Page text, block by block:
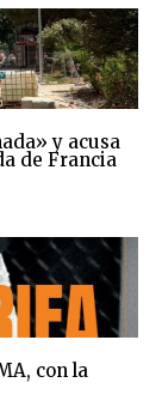
y acusa
de Francia
con la